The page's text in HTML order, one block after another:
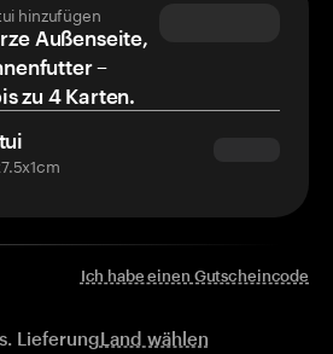
hinzufügen
Außenseite,
–
zu 4 Karten.
Ich habe einen Gutscheincode
LieferungLand wählen